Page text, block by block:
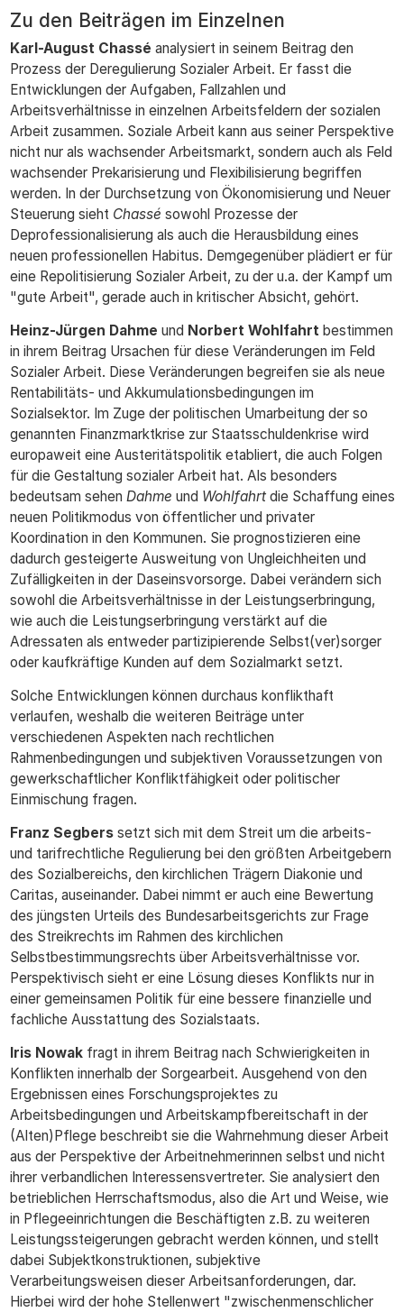
Zu den Beiträgen im Einzelnen
Karl-August Chassé analysiert in seinem Beitrag den
Prozess der Deregulierung Sozialer Arbeit. Er fasst die
Entwicklungen der Aufgaben, Fallzahlen und
Arbeitsverhältnisse in einzelnen Arbeitsfeldern der sozialen
Arbeit zusammen. Soziale Arbeit kann aus seiner Perspektive
nicht nur als wachsender Arbeitsmarkt, sondern auch als Feld
wachsender Prekarisierung und Flexibilisierung begriffen
werden. In der Durchsetzung von Ökonomisierung und Neuer
Steuerung sieht Chassé sowohl Prozesse der
Deprofessionalisierung als auch die Herausbildung eines
neuen professionellen Habitus. Demgegenüber plädiert er für
eine Repolitisierung Sozialer Arbeit, zu der u.a. der Kampf um
"gute Arbeit", gerade auch in kritischer Absicht, gehört.
Heinz-Jürgen Dahme und Norbert Wohlfahrt bestimmen
in ihrem Beitrag Ursachen für diese Veränderungen im Feld
Sozialer Arbeit. Diese Veränderungen begreifen sie als neue
Rentabilitäts- und Akkumulationsbedingungen im
Sozialsektor. Im Zuge der politischen Umarbeitung der so
genannten Finanzmarktkrise zur Staatsschuldenkrise wird
europaweit eine Austeritätspolitik etabliert, die auch Folgen
für die Gestaltung sozialer Arbeit hat. Als besonders
bedeutsam sehen Dahme und Wohlfahrtdie Schaffung eines
neuen Politikmodus von öffentlicher und privater
Koordination in den Kommunen. Sie prognostizieren eine
dadurch gesteigerte Ausweitung von Ungleichheiten und
Zufälligkeiten in der Daseinsvorsorge. Dabei verändern sich
sowohl die Arbeitsverhältnisse in der Leistungserbringung,
wie auch die Leistungserbringung verstärkt auf die
Adressaten als entweder partizipierende Selbst(ver)sorger
oder kaufkräftige Kunden auf dem Sozialmarkt setzt.
Solche Entwicklungen können durchaus konflikthaft
verlaufen, weshalb die weiteren Beiträge unter
verschiedenen Aspekten nach rechtlichen
Rahmenbedingungen und subjektiven Voraussetzungen von
gewerkschaftlicher Konfliktfähigkeit oder politischer
Einmischung fragen.
Franz Segberssetzt sich mit dem Streit um die arbeits-
und tarifrechtliche Regulierung bei den größten Arbeitgebern
des Sozialbereichs, den kirchlichen Trägern Diakonie und
Caritas, auseinander. Dabei nimmt er auch eine Bewertung
des jüngsten Urteils des Bundesarbeitsgerichts zur Frage
des Streikrechts im Rahmen des kirchlichen
Selbstbestimmungsrechts über Arbeitsverhältnisse vor.
Perspektivisch sieht er eine Lösung dieses Konflikts nur in
einer gemeinsamen Politik für eine bessere finanzielle und
fachliche Ausstattung des Sozialstaats.
Iris Nowakfragt in ihrem Beitrag nach Schwierigkeiten in
Konflikten innerhalb der Sorgearbeit. Ausgehend von den
Ergebnissen eines Forschungsprojektes zu
Arbeitsbedingungen und Arbeitskampfbereitschaft in der
(Alten)Pflege beschreibt sie die Wahrnehmung dieser Arbeit
aus der Perspektive der Arbeitnehmerinnen selbst und nicht
ihrer verbandlichen Interessensvertreter. Sie analysiert den
betrieblichen Herrschaftsmodus, also die Art und Weise, wie
in Pflegeeinrichtungen die Beschäftigten z.B. zu weiteren
Leistungssteigerungen gebracht werden können, und stellt
dabei Subjektkonstruktionen, subjektive
Verarbeitungsweisen dieser Arbeitsanforderungen, dar.
Hierbei wird der hohe Stellenwert "zwischenmenschlicher